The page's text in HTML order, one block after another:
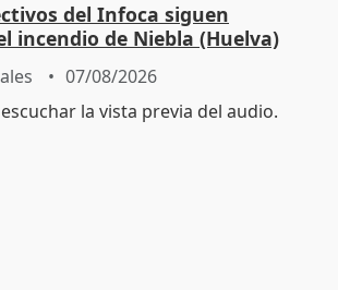
del Infoca siguen
incendio de Niebla (Huelva)
07/08/2026